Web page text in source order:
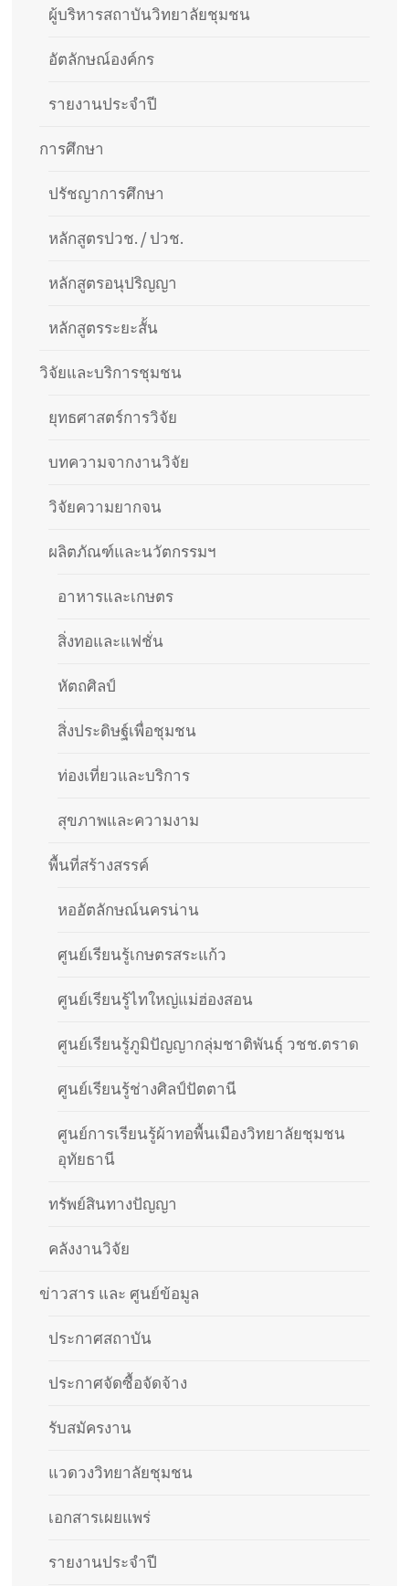
ผู้บริหารสถาบันวิทยาลัยชุมชน
อัตลักษณ์องค์กร
รายงานประจำปี
การศึกษา
ปรัชญาการศึกษา
หลักสูตรปวช. / ปวช.
หลักสูตรอนุปริญญา
หลักสูตรระยะสั้น
วิจัยและบริการชุมชน
ยุทธศาสตร์การวิจัย
บทความจากงานวิจัย
วิจัยความยากจน
ผลิตภัณฑ์และนวัตกรรมฯ
อาหารและเกษตร
สิ่งทอและแฟชั่น
หัตถศิลป์
สิ่งประดิษฐ์เพื่อชุมชน
ท่องเที่ยวและบริการ
สุขภาพและความงาม
พื้นที่สร้างสรรค์
หออัตลักษณ์นครน่าน
ศูนย์เรียนรู้เกษตรสระแก้ว
ศูนย์เรียนรู้ไทใหญ่แม่ฮ่องสอน
ศูนย์เรียนรู้ภูมิปัญญากลุ่มชาติพันธุ์ วชช.ตราด
ศูนย์เรียนรู้ช่างศิลป์ปัตตานี
ศูนย์การเรียนรู้ผ้าทอพื้นเมืองวิทยาลัยชุมชน
อุทัยธานี
ทรัพย์สินทางปัญญา
คลังงานวิจัย
ข่าวสาร และ ศูนย์ข้อมูล
ประกาศสถาบัน
ประกาศจัดซื้อจัดจ้าง
รับสมัครงาน
แวดวงวิทยาลัยชุมชน
เอกสารเผยแพร่
รายงานประจำปี